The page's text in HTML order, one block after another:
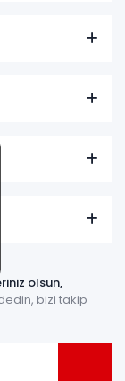
olsun,
bizi takip